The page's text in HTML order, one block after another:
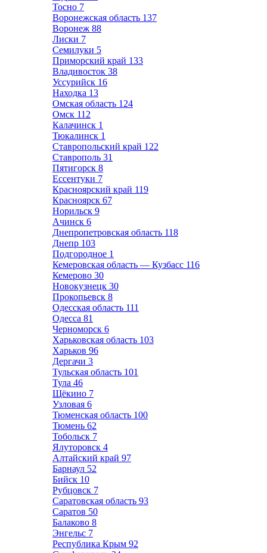
Тосно 7
Воронежская область 137
Воронеж 88
Лиски 7
Семилуки 5
Приморский край 133
Владивосток 38
Уссурийск 16
Находка 13
Омская область 124
Омск 112
Калачинск 1
Тюкалинск 1
Ставропольский край 122
Ставрополь 31
Пятигорск 8
Ессентуки 7
Красноярский край 119
Красноярск 67
Норильск 9
Ачинск 6
Днепропетровская область 118
Днепр 103
Подгородное 1
Кемеровская область — Кузбасс 116
Кемерово 30
Новокузнецк 30
Прокопьевск 8
Одесская область 111
Одесса 81
Черноморск 6
Харьковская область 103
Харьков 96
Дергачи 3
Тульская область 101
Тула 46
Щёкино 7
Узловая 6
Тюменская область 100
Тюмень 62
Тобольск 7
Ялуторовск 4
Алтайский край 97
Барнаул 52
Бийск 10
Рубцовск 7
Саратовская область 93
Саратов 50
Балаково 8
Энгельс 7
Республика Крым 92